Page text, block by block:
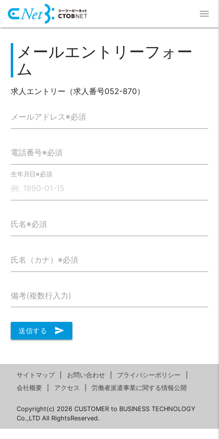
menu
メールエントリーフォー
ム
求人エントリー（求人番号052-870）
メールアドレス※必須
電話番号※必須
生年月日※必須
氏名※必須
氏名（カナ）※必須
備考(複数行入力)
送信する send
サイトマップ お問い合わせ
プライバシーポリシー
会社概要
アクセス 労働者派遣事業に関する情報公開
Copyright(c) 2026 CUSTOMER to BUSINESS TECHNOLOGY
Co.,LTD All RightsReserved.